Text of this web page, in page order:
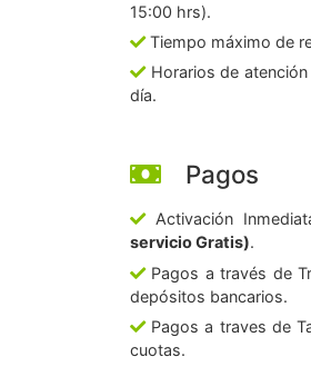
15:00 hrs).
Tiempo máximo de
Horarios de
día.
Pagos
Activación
servicio Gratis).
Pagos a través de
depósitos bancarios.
Pagos a traves de
cuotas.